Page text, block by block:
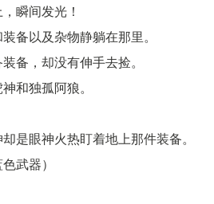
瞬间发光！
备以及杂物静躺在那里。
备，却没有伸手去捡。
和独孤阿狼。
是眼神火热盯着地上那件装备。
武器）